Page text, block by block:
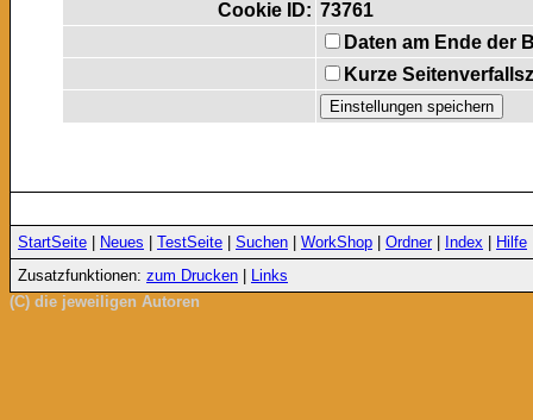
Cookie ID: 73761
Daten am Ende der
Kurze
StartSeite Neues TestSeite Suchen WorkShop Ordner| Index Hilfe
Zusatzfunktionen: zum Drucken
Links
(C) die jeweiligen Autoren